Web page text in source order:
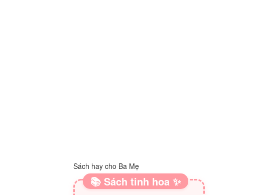
Sách hay cho Ba Mẹ
📚 Sách tinh hoa ✨